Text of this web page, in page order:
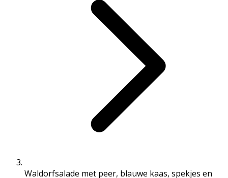
Waldorfsalade met peer, blauwe kaas, spekjes en